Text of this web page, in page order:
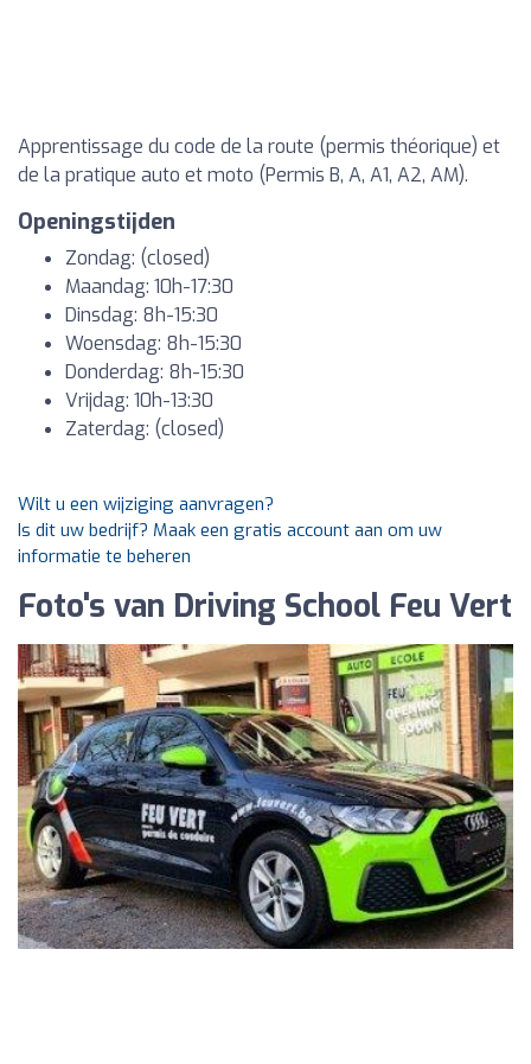
Apprentissage du code de la route (permis théorique) et
de la pratique auto et moto (Permis B, A, A1, A2, AM).
Openingstijden
Zondag: (closed)
Maandag: 10h-17:30
Dinsdag: 8h-15:30
Woensdag: 8h-15:30
Donderdag: 8h-15:30
Vrijdag: 10h-13:30
Zaterdag: (closed)
Wilt u een wijziging aanvragen?
Is dit uw bedrijf? Maak een gratis account aan om uw
informatie te beheren
Foto's van Driving School Feu Vert